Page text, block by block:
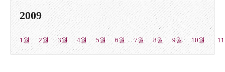
2009
1월 2월 3월 4월 5월 6월 7월 8월 9월 10월